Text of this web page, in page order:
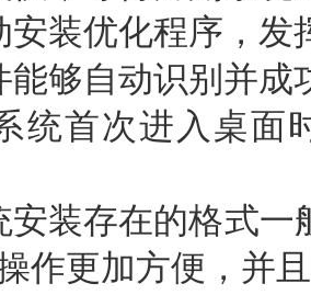
优化程序，发
自动识别并成
首次进入桌面
存在的格式一
作更加方便，并